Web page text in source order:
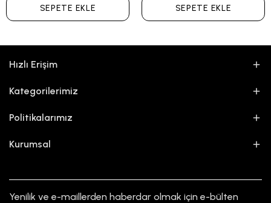
SEPETE EKLE SEPETE EKLE
Hızlı Erişim
Kategorilerimiz
Politikalarımız
Kurumsal
Yenilik ve e-maillerden haberdar olmak için e-bülten